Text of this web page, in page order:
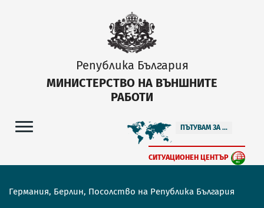
Република България
МИНИСТЕРСТВО НА ВЪНШНИТЕ
РАБОТИ
ПЪТУВАМ ЗА ...
СИТУАЦИОНЕН ЦЕНТЪР
Германия, Берлин, Посолство на Република България